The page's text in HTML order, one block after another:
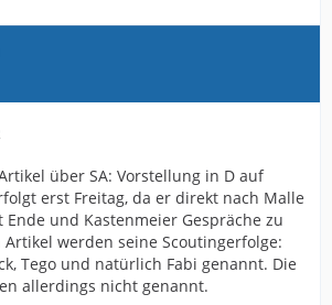
über SA: Vorstellung in D auf
erst Freitag, da er direkt nach Malle
und Kastenmeier Gespräche zu
werden seine Scoutingerfolge:
Tego und natürlich Fabi genannt. Die
allerdings nicht genannt.